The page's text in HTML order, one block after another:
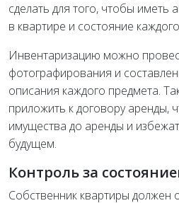
сделать для того, чтобы иметь
в квартире и состояние
Инвентаризацию можно
фотографирования и
описания каждого предмета.
приложить к договору аренды,
имущества до аренды и
будущем.
Контроль за
Собственник квартиры должен